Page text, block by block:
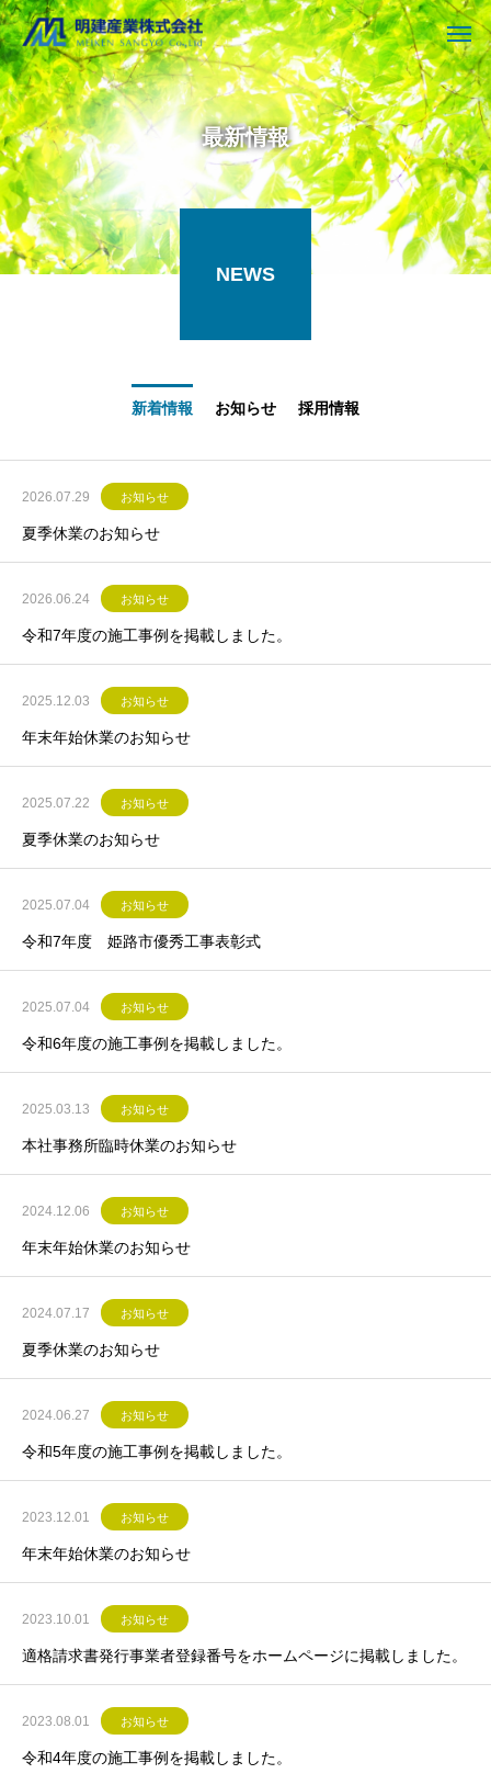
最新情報
NEWS
新着情報 お知らせ 採用情報
2026.07.29 お知らせ
夏季休業のお知らせ
2026.06.24 お知らせ
令和7年度の施工事例を掲載しました。
2025.12.03 お知らせ
年末年始休業のお知らせ
2025.07.22 お知らせ
夏季休業のお知らせ
2025.07.04 お知らせ
令和7年度 姫路市優秀工事表彰式
2025.07.04 お知らせ
令和6年度の施工事例を掲載しました。
2025.03.13 お知らせ
本社事務所臨時休業のお知らせ
2024.12.06 お知らせ
年末年始休業のお知らせ
2024.07.17 お知らせ
夏季休業のお知らせ
2024.06.27 お知らせ
令和5年度の施工事例を掲載しました。
2023.12.01 お知らせ
年末年始休業のお知らせ
2023.10.01 お知らせ
適格請求書発行事業者登録番号をホームページに掲載しました。
2023.08.01 お知らせ
令和4年度の施工事例を掲載しました。